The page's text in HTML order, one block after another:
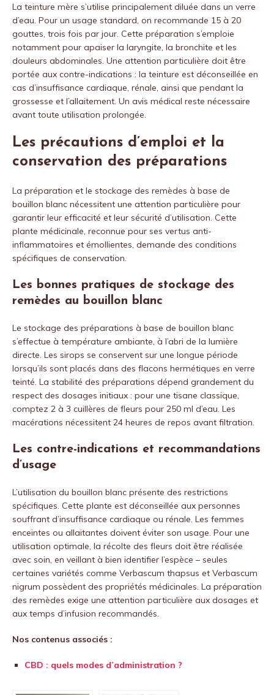
La teinture mère s’utilise principalement diluée dans un verre
d’eau. Pour un usage standard, on recommande 15 à 20
gouttes, trois fois par jour. Cette préparation s’emploie
notamment pour apaiser la laryngite, la bronchite et les
douleurs abdominales. Une attention particulière doit être
portée aux contre-indications : la teinture est déconseillée en
cas d’insuffisance cardiaque, rénale, ainsi que pendant la
grossesse et l’allaitement. Un avis médical reste nécessaire
avant toute utilisation prolongée.
Les précautions d’emploi et la
conservation des préparations
La préparation et le stockage des remèdes à base de
bouillon blanc nécessitent une attention particulière pour
garantir leur efficacité et leur sécurité d’utilisation. Cette
plante médicinale, reconnue pour ses vertus anti-
inflammatoires et émollientes, demande des conditions
spécifiques de conservation.
Les bonnes pratiques de stockage des
remèdes au bouillon blanc
Le stockage des préparations à base de bouillon blanc
s’effectue à température ambiante, à l’abri de la lumière
directe. Les sirops se conservent sur une longue période
lorsqu’ils sont placés dans des flacons hermétiques en verre
teinté. La stabilité des préparations dépend grandement du
respect des dosages initiaux : pour une tisane classique,
comptez 2 à 3 cuillères de fleurs pour 250 ml d’eau. Les
macérations nécessitent 24 heures de repos avant filtration.
Les contre-indications et recommandations
d’usage
L’utilisation du bouillon blanc présente des restrictions
spécifiques. Cette plante est déconseillée aux personnes
souffrant d’insuffisance cardiaque ou rénale. Les femmes
enceintes ou allaitantes doivent éviter son usage. Pour une
utilisation optimale, la récolte des fleurs doit être réalisée
avec soin, en veillant à bien identifier l’espèce – seules
certaines variétés comme Verbascum thapsus et Verbascum
nigrum possèdent des propriétés médicinales. La préparation
des remèdes exige une attention particulière aux dosages et
aux temps d’infusion recommandés.
Nos contenus associés :
CBD : quels modes d’administration ?